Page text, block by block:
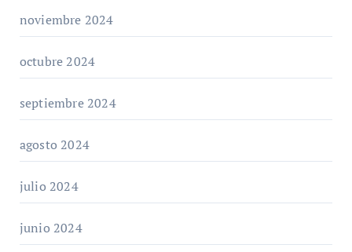
noviembre 2024
octubre 2024
septiembre 2024
agosto 2024
julio 2024
junio 2024